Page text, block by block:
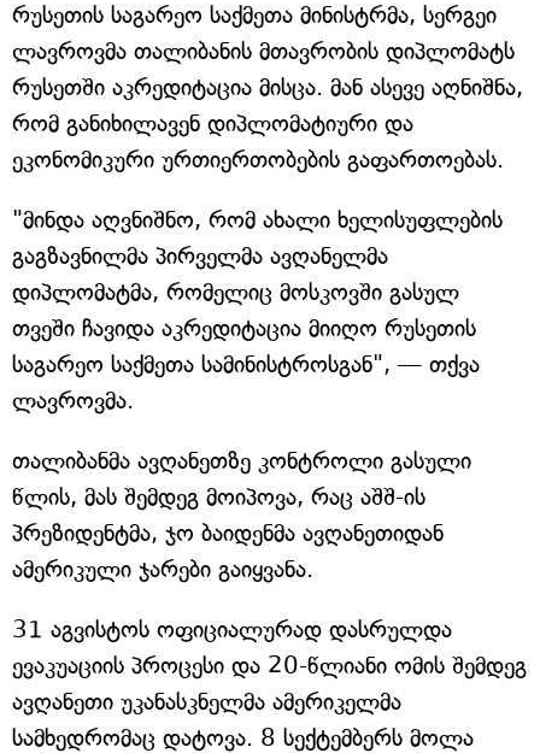
რუსეთის საგარეო საქმეთა მინისტრმა, სერგეი
ლავროვმა თალიბანის მთავრობის დიპლომატს
რუსეთში აკრედიტაცია მისცა. მან ასევე აღნიშნა,
რომ განიხილავენ დიპლომატიური და
ეკონომიკური ურთიერთობების გაფართოებას.
"მინდა აღვნიშნო, რომ ახალი ხელისუფლების
გაგზავნილმა პირველმა ავღანელმა
დიპლომატმა, რომელიც მოსკოვში გასულ
თვეში ჩავიდა აკრედიტაცია მიიღო რუსეთის
საგარეო საქმეთა სამინისტროსგან", — თქვა
ლავროვმა.
თალიბანმა ავღანეთზე კონტროლი გასული
წლის, მას შემდეგ მოიპოვა, რაც აშშ-ის
პრეზიდენტმა, ჯო ბაიდენმა ავღანეთიდან
ამერიკული ჯარები გაიყვანა.
31 აგვისტოს ოფიციალურად დასრულდა
ევაკუაციის პროცესი და 20-წლიანი ომის შემდეგ
ავღანეთი უკანასკნელმა ამერიკელმა
სამხედრომაც დატოვა. 8 სექტემბერს მოლა